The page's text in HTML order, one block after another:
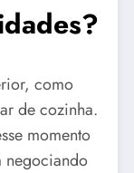
como
de cozinha.
momento
negociando